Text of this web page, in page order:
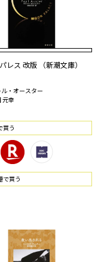
レス 改版 （新潮文庫）
・オースター
元幸
買う
で買う